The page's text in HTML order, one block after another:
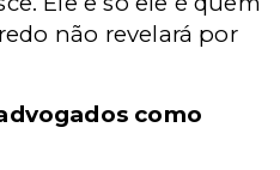
não revelará por
como